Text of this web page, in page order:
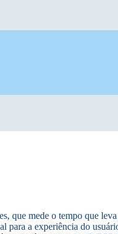
que mede o tempo que
para a experiência do